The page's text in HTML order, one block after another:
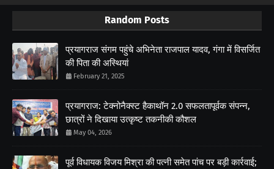
Random Posts
प्रयागराज संगम पहुंचे अभिनेता राजपाल यादव, गंगा में विसर्जित
की पिता की अस्थियां
February 21, 2025
प्रयागराज: टेक्नोनैक्स्ट हैकाथॉन 2.0 सफलतापूर्वक संपन्न,
छात्रों ने दिखाया उत्कृष्ट तकनीकी कौशल
May 04, 2026
पूर्व विधायक विजय मिश्रा की पत्नी समेत पांच पर बड़ी कार्रवाई;